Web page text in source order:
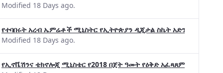
Modified 18 Days ago.
የተባበሩት አረብ ኤምሬቶች ሚኒስትር የኢትዮጵያን ዲጂታል ስኬት አድንቀዋል
Modified 18 Days ago.
የኢኖቬሽንና ቴክኖሎጂ ሚኒስቴር የ2018 በጀት ዓመት የዕቅድ አፈጻጸምና የቀጣይ